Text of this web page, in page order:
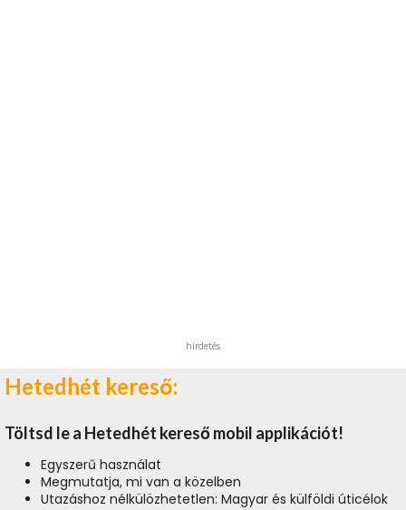
hirdetés
Hetedhét kereső:
Töltsd le a Hetedhét kereső mobil applikációt!
Egyszerű használat
Megmutatja, mi van a közelben
Utazáshoz nélkülözhetetlen: Magyar és külföldi úticélok